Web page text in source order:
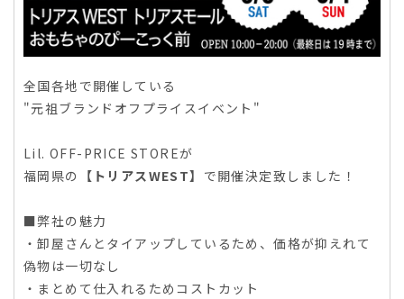
全国各地で開催している
"元祖ブランドオフプライスイベント"
Lil. OFF-PRICE STOREが
福岡県の
【トリアスWEST】 で開催決定致しました！
■弊社の魅力
・卸屋さんとタイアップしているため、価格が抑えれて
偽物は一切なし
・まとめて仕入れるためコストカット